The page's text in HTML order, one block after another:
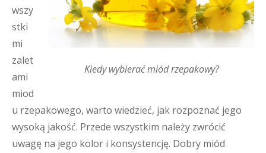
Kiedy wybierać miód rzepakowy?
wszy
stki
mi
zalet
ami
miod
u rzepakowego, warto wiedzieć, jak rozpoznać jego
wysoką jakość. Przede wszystkim należy zwrócić
uwagę na jego kolor i konsystencję. Dobry miód